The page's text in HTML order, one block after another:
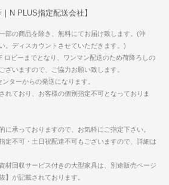
N PLUS指定配送会社】
部の商品を除き、無料にてお届け致します。(沖
。ディスカウントさせていただきます。)
ビーまでとなり、ワンマン配送のため荷降ろしの
ざいますので、ご協力お願い致します。
ターからの発送になります。
れており、お客様の個別指定不可となっておりま
に承っておりますので、お気軽にご指定下さい。
定不可・土日祝配達不可もございますので、詳細は
材回収サービス付きの大型家具は、別途販売ページ
】が記載されております。